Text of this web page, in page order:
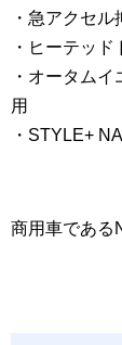
・急アクセ
・ヒーテッ
・オータム
用
・STYLE+
商用車である